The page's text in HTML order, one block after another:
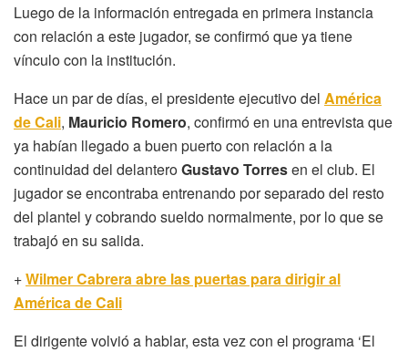
Luego de la información entregada en primera instancia
con relación a este jugador, se confirmó que ya tiene
vínculo con la institución.
Hace un par de días, el presidente ejecutivo del América
de Cali, Mauricio Romero, confirmó en una entrevista que
ya habían llegado a buen puerto con relación a la
continuidad del delanteroGustavo Torresen el club. El
jugador se encontraba entrenando por separado del resto
del plantel y cobrando sueldo normalmente, por lo que se
trabajó en su salida.
+Wilmer Cabrera abre las puertas para dirigir al
América de Cali
El dirigente volvió a hablar, esta vez con el programa ‘El